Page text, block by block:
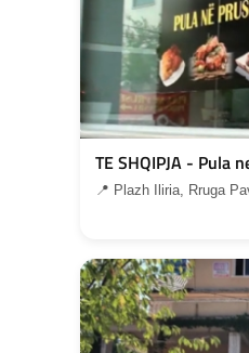
TE SHQIPJA - Pula
📍 Plazh Iliria, Rruga